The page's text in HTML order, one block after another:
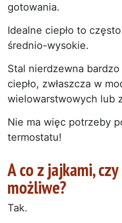
gotowania.
Idealne ciepło to
średnio-wysokie.
Stal nierdzewna
ciepło, zwłaszcza w
wielowarstwowych lub
Nie ma więc potrzeby
termostatu!
A co z jajkami,
możliwe?
Tak.